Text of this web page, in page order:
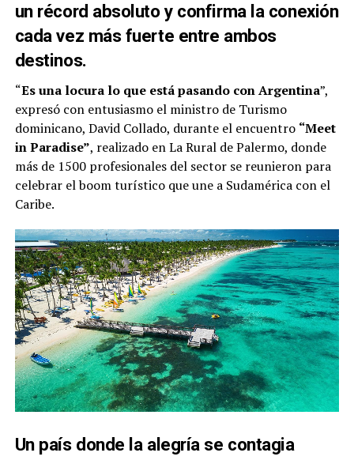
un récord absoluto y confirma la conexión
cada vez más fuerte entre ambos
destinos.
“Es una locura lo que está pasando con Argentina”,
expresó con entusiasmo el ministro de Turismo
dominicano, David Collado, durante el encuentro “Meet
in Paradise”, realizado en La Rural de Palermo, donde
más de 1500 profesionales del sector se reunieron para
celebrar el boom turístico que une a Sudamérica con el
Caribe.
Un país donde la alegría se contagia